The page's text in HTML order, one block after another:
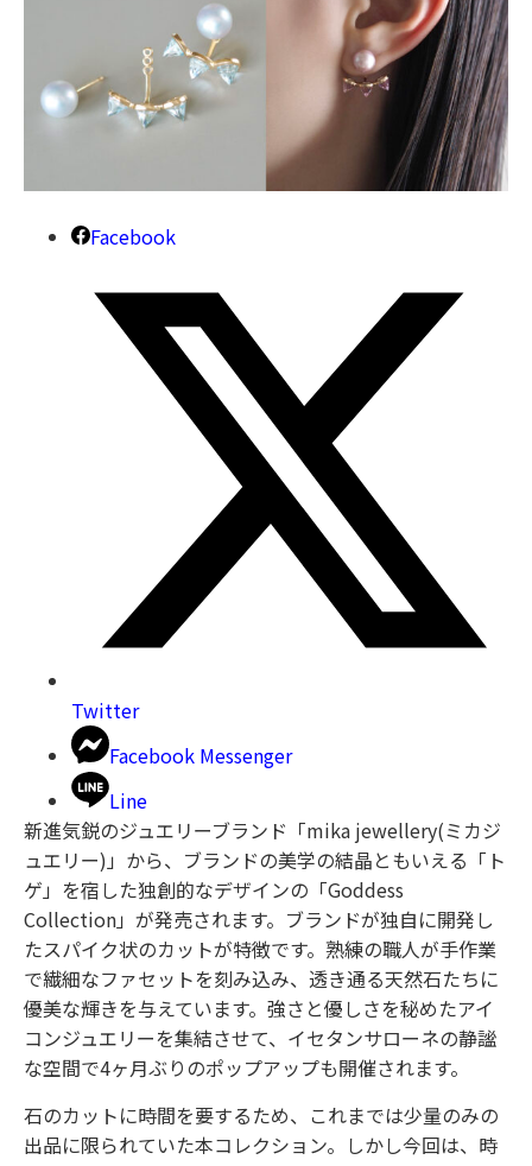
Facebook
Twitter
Facebook Messenger
Line
新進気鋭のジュエリーブランド「mika jewellery(ミカジ
ュエリー)」から、ブランドの美学の結晶ともいえる「ト
ゲ」を宿した独創的なデザインの「Goddess
Collection」が発売されます。ブランドが独自に開発し
たスパイク状のカットが特徴です。熟練の職人が手作業
で繊細なファセットを刻み込み、透き通る天然石たちに
優美な輝きを与えています。強さと優しさを秘めたアイ
コンジュエリーを集結させて、イセタンサローネの静謐
な空間で4ヶ月ぶりのポップアップも開催されます。
石のカットに時間を要するため、これまでは少量のみの
出品に限られていた本コレクション。しかし今回は、時